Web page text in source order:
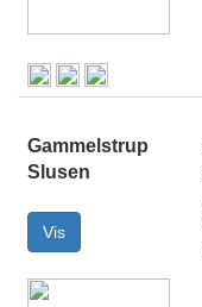
Gammelstrup
Slusen